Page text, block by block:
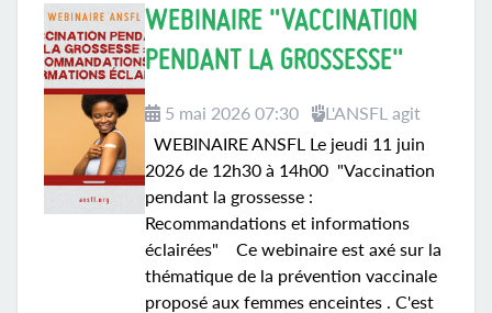
WEBINAIRE "VACCINATION
PENDANT LA GROSSESSE"
5 mai 2026 07:30
L'ANSFL agit
WEBINAIRE ANSFL Le jeudi 11 juin
2026 de 12h30 à 14h00 "Vaccination
pendant la grossesse :
Recommandations et informations
éclairées" Ce webinaire est axé sur la
thématique de la prévention vaccinale
proposé aux femmes enceintes . C'est